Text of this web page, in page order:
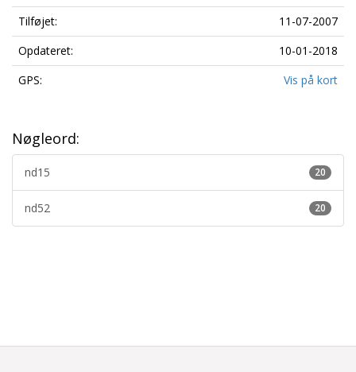
Tilføjet:
11-07-2007
Opdateret:
10-01-2018
GPS:
Vis på kort
Nøgleord:
20
nd15
20
nd52